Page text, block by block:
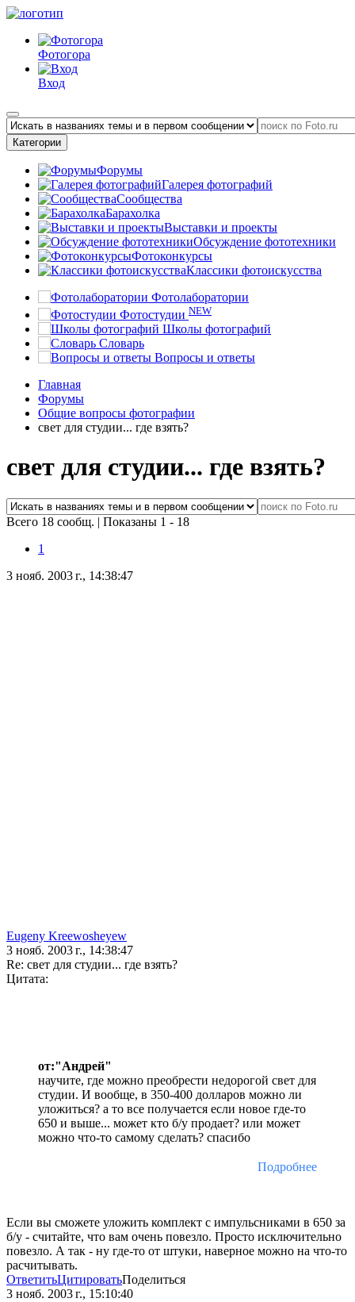
Фотогора
Вход
Категории
Форумы
Галерея фотографий
Сообщества
Барахолка
Выставки и проекты
Обсуждение фототехники
Фотоконкурсы
Классики фотоискусства
Фотолаборатории
Фотостудии NEW
Школы фотографий
Словарь
Вопросы и ответы
Главная
Форумы
Общие вопросы фотографии
свет для студии... где взять?
свет для студии... где взять?
Всего 18 сообщ. | Показаны 1 - 18
1
3 нояб. 2003 г., 14:38:47
Eugeny Kreewosheyew
3 нояб. 2003 г., 14:38:47
Re: свет для студии... где взять?
Цитата:
от:"Андрей"
научите, где можно преобрести недорогой свет для
студии. И вообще, в 350-400 долларов можно ли
уложиться? а то все получается если новое где-то
650 и выше... может кто б/у продает? или может
можно что-то самому сделать? спасибо
Подробнее
Если вы сможете уложить комплект с импульсниками в 650 за
б/у - считайте, что вам очень повезло. Просто исключительно
повезло. А так - ну где-то от штуки, наверное можно на что-то
расчитывать.
ОтветитьЦитироватьПоделиться
3 нояб. 2003 г., 15:10:40